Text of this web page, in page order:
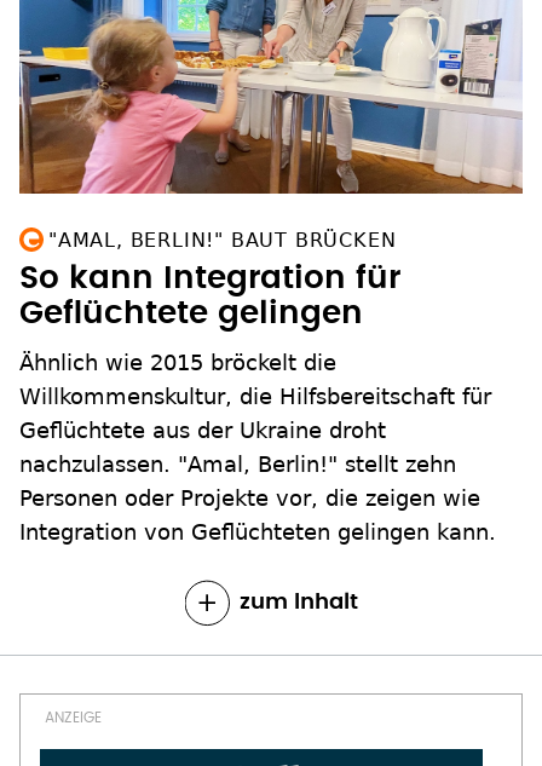
"AMAL, BERLIN!" BAUT BRÜCKEN
So kann Integration für
Geflüchtete gelingen
Ähnlich wie 2015 bröckelt die
Willkommenskultur, die Hilfsbereitschaft für
Geflüchtete aus der Ukraine droht
nachzulassen. "Amal, Berlin!" stellt zehn
Personen oder Projekte vor, die zeigen wie
Integration von Geflüchteten gelingen kann.
zum Inhalt